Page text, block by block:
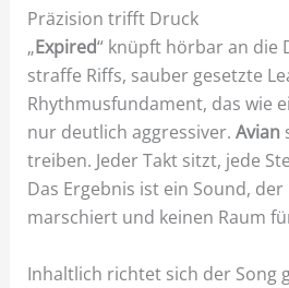
Präzision trifft Druck
„Expired“ knüpft hörbar an die
straffe Riffs, sauber gesetzte
Rhythmusfundament, das wie
nur deutlich aggressiver. Avian
treiben. Jeder Takt sitzt, jede
Das Ergebnis ist ein Sound,
marschiert und keinen Raum
Inhaltlich richtet sich der Song